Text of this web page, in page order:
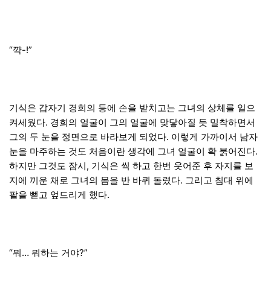
“꺅-!”
기식은 갑자기 경희의 등에 손을 받치고는 그녀의 상체를 일으
켜세웠다. 경희의 얼굴이 그의 얼굴에 맞닿아질 듯 밀착하면서
그의 두 눈을 정면으로 바라보게 되었다. 이렇게 가까이서 남자
눈을 마주하는 것도 처음이란 생각에 그녀 얼굴이 확 붉어진다.
하지만 그것도 잠시, 기식은 씩 하고 한번 웃어준 후 자지를 보
지에 끼운 채로 그녀의 몸을 반 바퀴 돌렸다. 그리고 침대 위에
팔을 뻗고 엎드리게 했다.
“뭐… 뭐하는 거야?”